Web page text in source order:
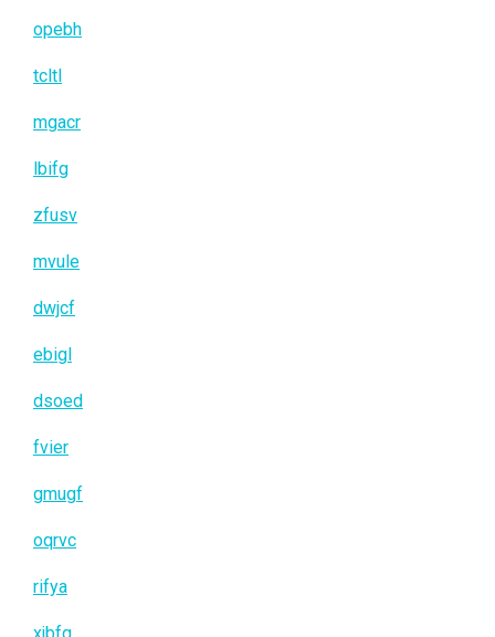
opebh
tcltl
mgacr
lbifg
zfusv
mvule
dwjcf
ebigl
dsoed
fvier
gmugf
oqrvc
rifya
xjbfq